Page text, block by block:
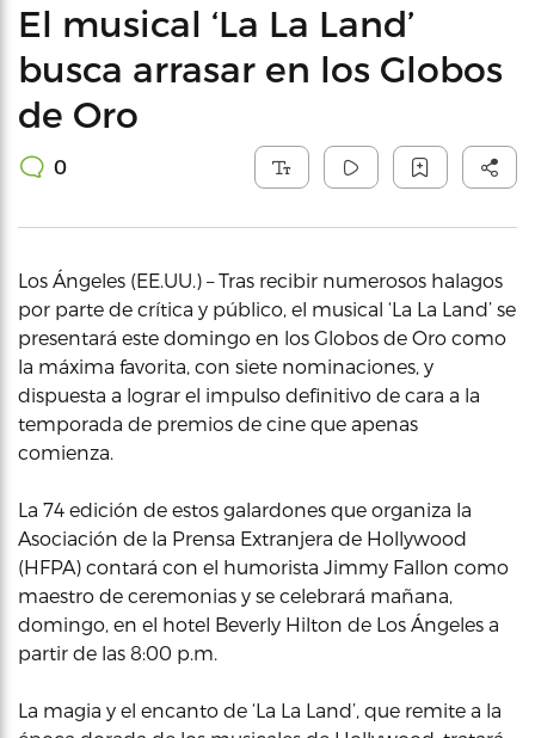
El musical ‘La La Land’
busca arrasar en los Globos
de Oro
0
Los Ángeles (EE.UU.) – Tras recibir numerosos halagos
por parte de crítica y público, el musical ‘La La Land’ se
presentará este domingo en los Globos de Oro como
la máxima favorita, con siete nominaciones, y
dispuesta a lograr el impulso definitivo de cara a la
temporada de premios de cine que apenas
comienza.
La 74 edición de estos galardones que organiza la
Asociación de la Prensa Extranjera de Hollywood
(HFPA) contará con el humorista Jimmy Fallon como
maestro de ceremonias y se celebrará mañana,
domingo, en el hotel Beverly Hilton de Los Ángeles a
partir de las 8:00 p.m.
La magia y el encanto de ‘La La Land’, que remite a la